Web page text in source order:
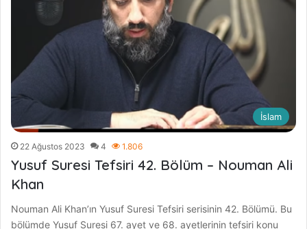
İslam
22 Ağustos 2023 4 1.806
Yusuf Suresi Tefsiri 42. Bölüm – Nouman Ali
Khan
Nouman Ali Khan’ın Yusuf Suresi Tefsiri serisinin 42. Bölümü. Bu
bölümde Yusuf Suresi 67. ayet ve 68. ayetlerinin tefsiri konu